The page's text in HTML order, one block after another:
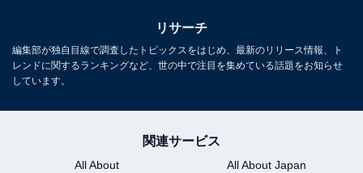
回答者からは、「はいだしょうこさんは、おかあさんと
いっしょのイメージが強かった」（神奈川県／40代女
性）、「音大とかのイメージ」（東京都／30代女性）、
／30代男性）といった意見が寄せられています。
リサーチ
編集部が独自目線で調査したトピックスをはじめ、最新のリリース情報、ト
レンドに関するランキングなど、世の中で注目を集めている話題をお知らせ
しています。
関連サービス
All About
All About Japan